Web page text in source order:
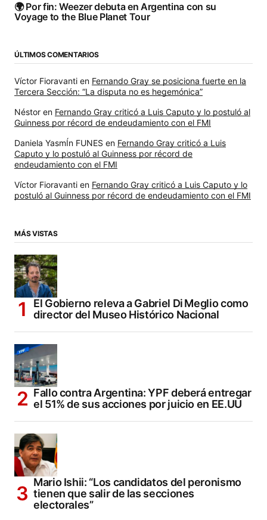
🌍 Por fin: Weezer debuta en Argentina con su
Voyage to the Blue Planet Tour
ÚLTIMOS COMENTARIOS
Víctor Fioravanti en Fernando Gray se posiciona fuerte en la
Tercera Sección: “La disputa no es hegemónica”
Néstor en Fernando Gray criticó a Luis Caputo y lo postuló al
Guinness por récord de endeudamiento con el FMI
Daniela YasmÍn FUNES en Fernando Gray criticó a Luis
Caputo y lo postuló al Guinness por récord de
endeudamiento con el FMI
Víctor Fioravanti en Fernando Gray criticó a Luis Caputo y lo
postuló al Guinness por récord de endeudamiento con el FMI
MÁS VISTAS
El Gobierno releva a Gabriel Di Meglio como
director del Museo Histórico Nacional
Fallo contra Argentina: YPF deberá entregar
el 51% de sus acciones por juicio en EE.UU
Mario Ishii: “Los candidatos del peronismo
tienen que salir de las secciones
electorales”